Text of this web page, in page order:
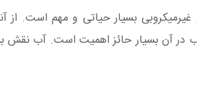
بسیار حیاتی و مهم است. از
در آن بسیار حائز اهمیت است. آب نقش